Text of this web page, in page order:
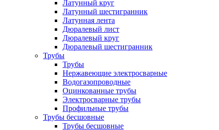
Латунный круг
Латунный шестигранник
Латунная лента
Дюралевый лист
Дюралевый круг
Дюралевый шестигранник
Трубы
Трубы
Нержавеющие электросварные
Водогазопроводные
Оцинкованные трубы
Электросварные трубы
Профильные трубы
Трубы бесшовные
Трубы бесшовные